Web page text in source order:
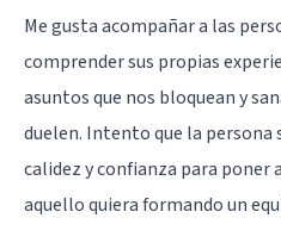
Me gusta acompañar a las
comprender sus propias
asuntos que nos bloquean y
duelen. Intento que la persona
calidez y confianza para poner
aquello quiera formando un